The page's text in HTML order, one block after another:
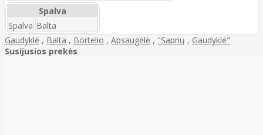
Spalva
Spalva Balta
Gaudyklė , Balta , Bortelio , Apsaugėlė , "Sapnų , Gaudyklė"
Susijusios prekės